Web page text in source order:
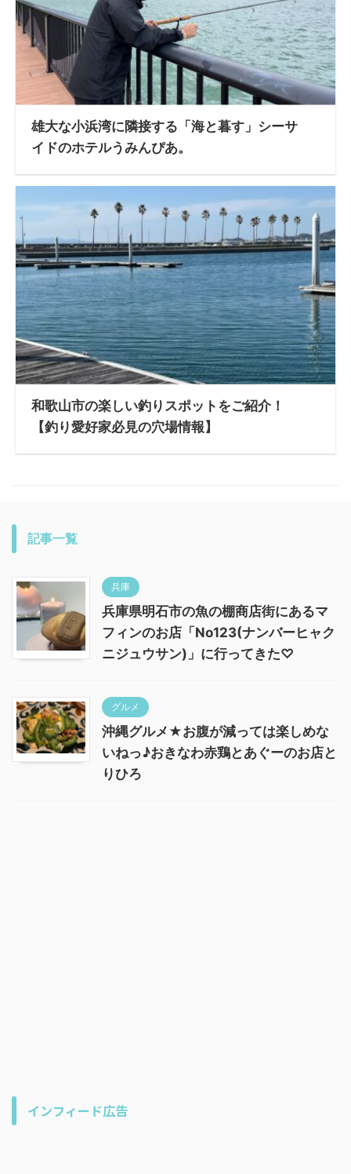
雄大な小浜湾に隣接する「海と暮す」シーサ
イドのホテルうみんぴあ。
和歌山市の楽しい釣りスポットをご紹介！
【釣り愛好家必見の穴場情報】
記事一覧
兵庫
兵庫県明石市の魚の棚商店街にあるマ
フィンのお店「No123(ナンバーヒャク
ニジュウサン)」に行ってきた♡
グルメ
沖縄グルメ★お腹が減っては楽しめな
いねっ♪おきなわ赤鶏とあぐーのお店と
りひろ
インフィード広告